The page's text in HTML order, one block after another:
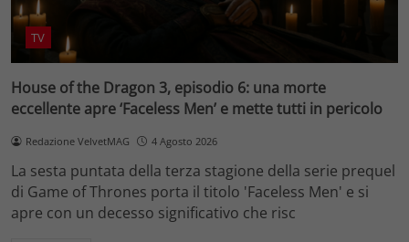
TV
House of the Dragon 3, episodio 6: una morte
eccellente apre ‘Faceless Men’ e mette tutti in pericolo
Redazione VelvetMAG 4 Agosto 2026
La sesta puntata della terza stagione della serie prequel
di Game of Thrones porta il titolo 'Faceless Men' e si
apre con un decesso significativo che risc